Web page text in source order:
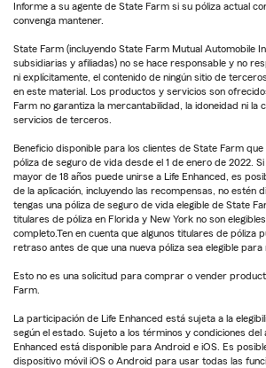
Informe a su agente de State Farm si su póliza actual
convenga mantener.
State Farm (incluyendo State Farm Mutual Automobile
subsidiarias y afiliadas) no se hace responsable y no
ni explícitamente, el contenido de ningún sitio de
en este material. Los productos y servicios son
Farm no garantiza la mercantabilidad, la idoneidad ni la
servicios de terceros.
Beneficio disponible para los clientes de State Farm
póliza de seguro de vida desde el 1 de enero de 2022.
mayor de 18 años puede unirse a Life Enhanced, es
de la aplicación, incluyendo las recompensas, no estén
tengas una póliza de seguro de vida elegible de State
titulares de póliza en Florida y New York no son
completo.Ten en cuenta que algunos titulares de póliza
retraso antes de que una nueva póliza sea elegible para
Esto no es una solicitud para comprar o vender
Farm.
La participación de Life Enhanced está sujeta a la
según el estado. Sujeto a los términos y condiciones del
Enhanced está disponible para Android e iOS. Es
dispositivo móvil iOS o Android para usar todas las